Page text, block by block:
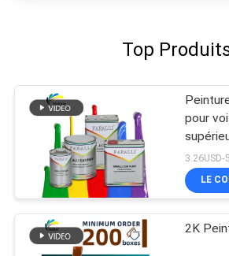
Top
pour
à
fading
3.26USD-
LE
2K